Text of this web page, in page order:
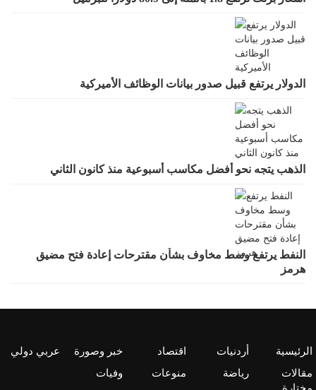
الدولار يرتفع قبيل صدور بيانات الوظائف الأميركية
الذهب يتجه نحو أفضل مكاسب أسبوعية منذ كانون الثاني
النفط يرتفع وسط مخاوف بشأن مقترحات إعادة فتح مضيق
هرمز
الرئيسية أردنيات اقتصاد خبر وصورة
عربي دولي
مقالات
رياضة منوعات وفيات